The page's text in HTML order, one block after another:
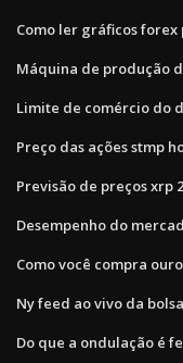
Como ler gráficos
Máquina de produção
Limite de comércio do
Preço das ações stmp
Previsão de preços xrp
Desempenho do
Como você compra
Ny feed ao vivo da
Do que a ondulação é